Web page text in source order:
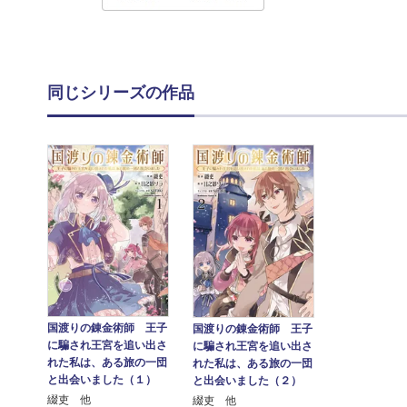
同じシリーズの作品
国渡りの錬金術師 王子
に騙され王宮を追い出さ
れた私は、ある旅の一団
と出会いました（１）
綴吏 他
国渡りの錬金術師 王子
に騙され王宮を追い出さ
れた私は、ある旅の一団
と出会いました（２）
綴吏 他